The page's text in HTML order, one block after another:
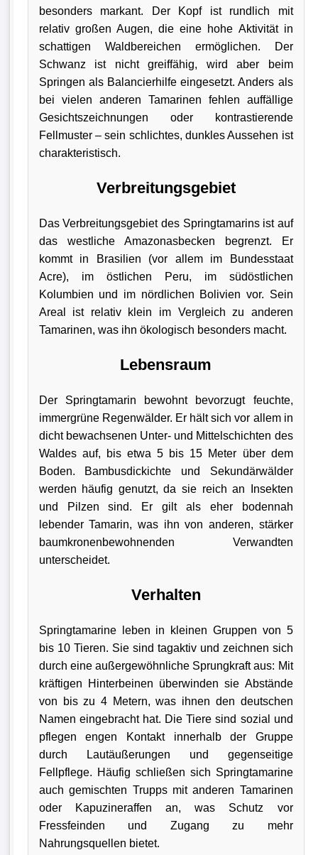
besonders markant. Der Kopf ist rundlich mit
relativ großen Augen, die eine hohe Aktivität in
schattigen Waldbereichen ermöglichen. Der
Schwanz ist nicht greiffähig, wird aber beim
Springen als Balancierhilfe eingesetzt. Anders als
bei vielen anderen Tamarinen fehlen auffällige
Gesichtszeichnungen oder kontrastierende
Fellmuster – sein schlichtes, dunkles Aussehen ist
charakteristisch.
Verbreitungsgebiet
Das Verbreitungsgebiet des Springtamarins ist auf
das westliche Amazonasbecken begrenzt. Er
kommt in Brasilien (vor allem im Bundesstaat
Acre), im östlichen Peru, im südöstlichen
Kolumbien und im nördlichen Bolivien vor. Sein
Areal ist relativ klein im Vergleich zu anderen
Tamarinen, was ihn ökologisch besonders macht.
Lebensraum
Der Springtamarin bewohnt bevorzugt feuchte,
immergrüne Regenwälder. Er hält sich vor allem in
dicht bewachsenen Unter- und Mittelschichten des
Waldes auf, bis etwa 5 bis 15 Meter über dem
Boden. Bambusdickichte und Sekundärwälder
werden häufig genutzt, da sie reich an Insekten
und Pilzen sind. Er gilt als eher bodennah
lebender Tamarin, was ihn von anderen, stärker
baumkronenbewohnenden Verwandten
unterscheidet.
Verhalten
Springtamarine leben in kleinen Gruppen von 5
bis 10 Tieren. Sie sind tagaktiv und zeichnen sich
durch eine außergewöhnliche Sprungkraft aus: Mit
kräftigen Hinterbeinen überwinden sie Abstände
von bis zu 4 Metern, was ihnen den deutschen
Namen eingebracht hat. Die Tiere sind sozial und
pflegen engen Kontakt innerhalb der Gruppe
durch Lautäußerungen und gegenseitige
Fellpflege. Häufig schließen sich Springtamarine
auch gemischten Trupps mit anderen Tamarinen
oder Kapuzineraffen an, was Schutz vor
Fressfeinden und Zugang zu mehr
Nahrungsquellen bietet.